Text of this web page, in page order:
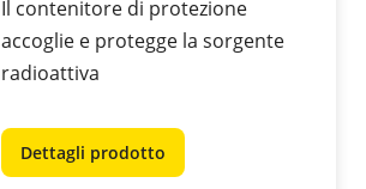
Il contenitore di protezione
accoglie e protegge la sorgente
radioattiva
Dettagli prodotto